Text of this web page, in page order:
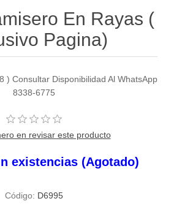
En Rayas (
Pagina)
) Consultar Disponibilidad Al WhatsApp
8338-6775
en revisar este producto
existencias (Agotado)
Código: D6995